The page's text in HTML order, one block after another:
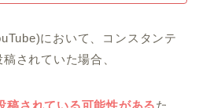
において、コンスタンテ
されていた場合、